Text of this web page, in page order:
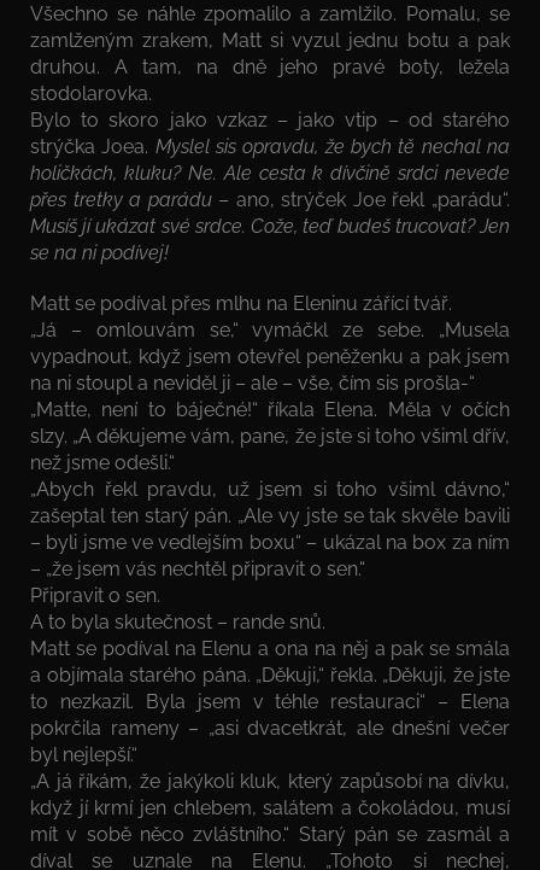
Všechno se náhle zpomalilo a zamlžilo. Pomalu, se
zamlženým zrakem, Matt si vyzul jednu botu a pak
druhou. A tam, na dně jeho pravé boty, ležela
stodolarovka.
Bylo to skoro jako vzkaz – jako vtip – od starého
strýčka Joea. Myslel sis opravdu, že bych tě nechal na
holičkách, kluku? Ne. Ale cesta k dívčině srdci nevede
přes tretky a parádu – ano, strýček Joe řekl „parádu“.
Musíš jí ukázat své srdce. Cože, teď budeš trucovat? Jen
se na ni podívej!
Matt se podíval přes mlhu na Eleninu zářící tvář.
„Já – omlouvám se,“ vymáčkl ze sebe. „Musela
vypadnout, když jsem otevřel peněženku a pak jsem
na ni stoupl a neviděl ji – ale – vše, čím sis prošla-“
„Matte, není to báječné!“ říkala Elena. Měla v očích
slzy. „A děkujeme vám, pane, že jste si toho všiml dřív,
než jsme odešli.“
„Abych řekl pravdu, už jsem si toho všiml dávno,“
zašeptal ten starý pán. „Ale vy jste se tak skvěle bavili
– byli jsme ve vedlejším boxu“ – ukázal na box za ním
– „že jsem vás nechtěl připravit o sen.“
Připravit o sen.
A to byla skutečnost – rande snů.
Matt se podíval na Elenu a ona na něj a pak se smála
a objímala starého pána. „Děkuji,“ řekla. „Děkuji, že jste
to nezkazil. Byla jsem v téhle restauraci“ – Elena
pokrčila rameny – „asi dvacetkrát, ale dnešní večer
byl nejlepší.“
„A já říkám, že jakýkoli kluk, který zapůsobí na dívku,
když jí krmí jen chlebem, salátem a čokoládou, musí
mít v sobě něco zvláštního.“ Starý pán se zasmál a
díval se uznale na Elenu. „Tohoto si nechej,